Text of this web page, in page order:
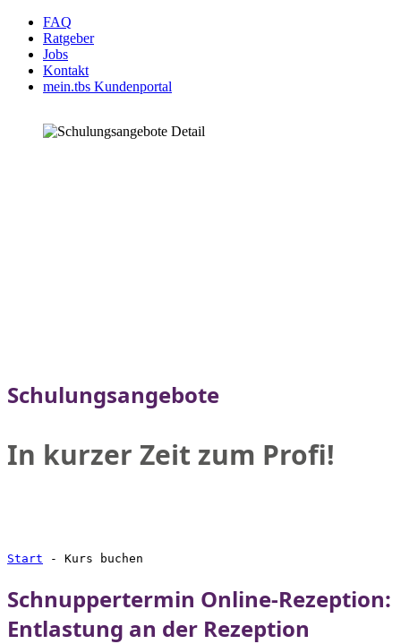
FAQ
Ratgeber
Jobs
Kontakt
mein.tbs Kundenportal
Schulungsangebote
In kurzer Zeit zum Profi!
Start - Kurs buchen
Schnuppertermin Online-Rezeption:
Entlastung an der Rezeption